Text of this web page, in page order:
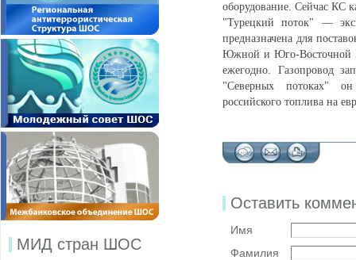
МИД стран ШОС
оборудование. Сейчас КС
"Турецкий поток" —
предназначена для
Южной и Юго-Восточной
ежегодно. Газопровод
"Северных потоках" он
российского топлива на
Оставить
Имя
Фамилия